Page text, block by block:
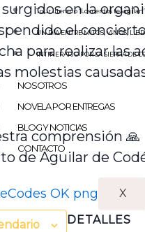
Tour literario “Los cerdos te vigilan”
UN DÍA ENTRE MITOS, VINOS,
INTINERARIO POR LA SIERRA DE
NOSOTROS
NOVELA POR ENTREGAS
BLOG Y NOTICIAS
CONTACTO
X
en la
el
para realizar las
molestias
comprensión 🙏
de Aguilar de
DETALLES